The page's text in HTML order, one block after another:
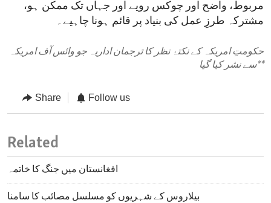
مربوط، واضح اور چوکس رویے اور جہاں تک ممکن ہو،
مشترکہ طرزِ عمل کی بنیاد پر قائم ہونا چاہیے۔
حکومتِ امریکہ کے نکتۂ نظر کا ترجمان اداریہ جو وائس آف امریکہ
سے نشر کیا گیا**
Share Follow us
Related
افغانستان میں جنگ کا خاتمہ
بیلاروس کے شہریوں کو مسلسل مصائب کا سامنا